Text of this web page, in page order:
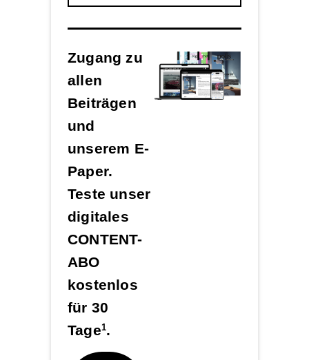
Zugang zu
allen
Beiträgen
und
unserem E-
Paper.
Teste unser
digitales
CONTENT-
ABO
kostenlos
für 30
Tage1.